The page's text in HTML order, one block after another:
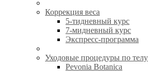
Коррекция веса
5-тидневный курс
7-мидневный курс
Экспресс-программа
Уходовые процедуры по телу
Pevonia Botanica